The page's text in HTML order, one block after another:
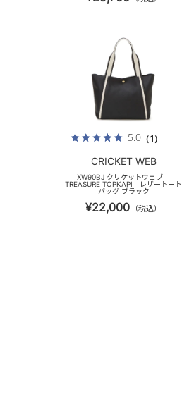
5.0（1）
CRICKET WEB
XW90BJ クリケットウェブ
TREASURE TOPKAPI レザートート
バッグ ブラック
¥22,000 （税込）